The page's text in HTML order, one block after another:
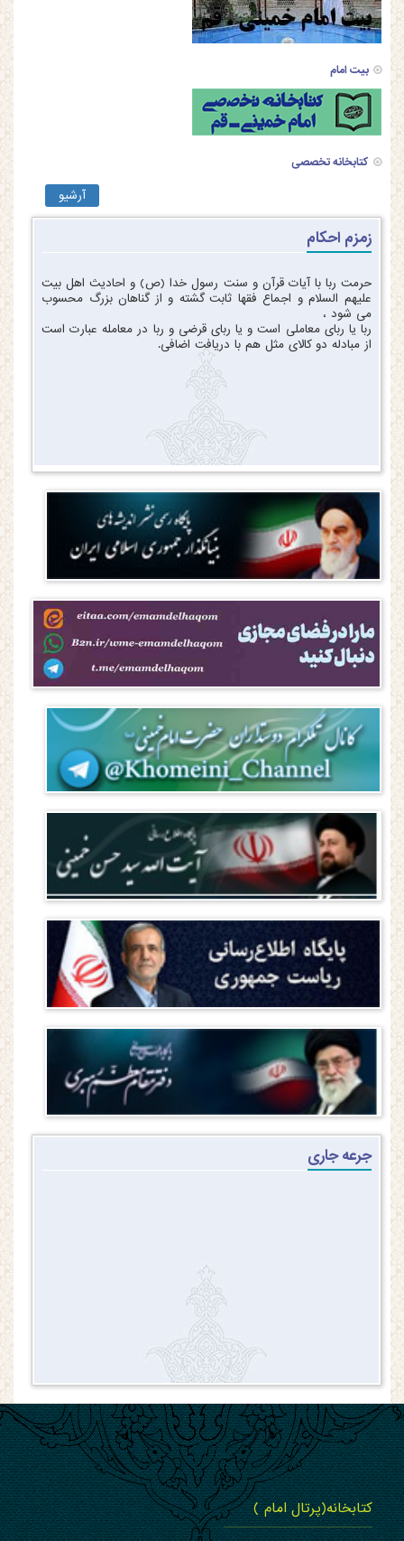
آرشیو
بیت امام
کتابخانه تخصصی
زمزم احکام
حرمت ربا با آیات قرآن و سنت رسول خدا (ص) و احادیث اهل بیت
علیهم السلام و اجماع فقها ثابت گشته و از گناهان بزرگ محسوب
می شود ،
ربا یا ربای معاملی است و یا ربای قرضی و ربا در معامله عبارت است
از مبادله دو کالای مثل هم با دریافت اضافی.
جرعه جاری
کتابخانه(پرتال امام )